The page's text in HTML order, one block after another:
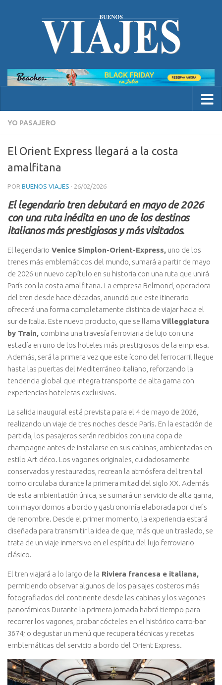
YO PASAJERO
El Orient Express llegará a la costa
amalfitana
POR BUENOS VIAJES · 26/02/2026
El legendario tren debutará en mayo de 2026
con una ruta inédita en uno de los destinos
italianos más prestigiosos y más visitados.
El legendario Venice Simplon-Orient-Express, uno de los
trenes más emblemáticos del mundo, sumará a partir de mayo
de 2026 un nuevo capítulo en su historia con una ruta que unirá
París con la costa amalfitana. La empresa Belmond, operadora
del tren desde hace décadas, anunció que este itinerario
ofrecerá una forma completamente distinta de viajar hacia el
sur de Italia. Este nuevo producto, que se llama Villeggiatura
by Train, combina una travesía ferroviaria de lujo con una
estadía en uno de los hoteles más prestigiosos de la empresa.
Además, será la primera vez que este ícono del ferrocarril llegue
hasta las puertas del Mediterráneo italiano, reforzando la
tendencia global que integra transporte de alta gama con
experiencias hoteleras exclusivas.
La salida inaugural está prevista para el 4 de mayo de 2026,
realizando un viaje de tres noches desde París. En la estación de
partida, los pasajeros serán recibidos con una copa de
champagne antes de instalarse en sus cabinas, ambientadas en
estilo Art déco. Los vagones originales, cuidadosamente
conservados y restaurados, recrean la atmósfera del tren tal
como circulaba durante la primera mitad del siglo XX. Además
de esta ambientación única, se sumará un servicio de alta gama,
con mayordomos a bordo y gastronomía elaborada por chefs
de renombre. Desde el primer momento, la experiencia estará
diseñada para transmitir la idea de que, más que un traslado, se
trata de un viaje inmersivo en el espíritu del lujo ferroviario
clásico.
El tren viajará a lo largo de la Riviera francesa e italiana,
permitiendo observar algunos de los paisajes costeros más
fotografiados del continente desde las cabinas y los vagones
panorámicos Durante la primera jornada habrá tiempo para
recorrer los vagones, probar cócteles en el histórico carro-bar
3674; o degustar un menú que recupera técnicas y recetas
emblemáticas del servicio a bordo del Orient Express.